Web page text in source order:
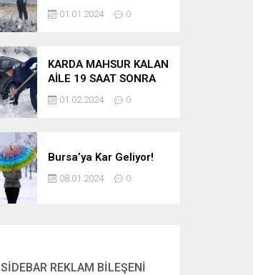
inanıyormusunuz ?
01.01.2024 0
KARDA MAHSUR KALAN
AİLE 19 SAAT SONRA
KURTARILDI
01.02.2024 0
Bursa’ya Kar Geliyor!
08.01.2024 0
SİDEBAR REKLAM BİLEŞENİ